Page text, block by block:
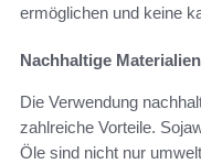
ermöglichen und keine
Nachhaltige
Die Verwendung
zahlreiche Vorteile.
Öle sind nicht nur